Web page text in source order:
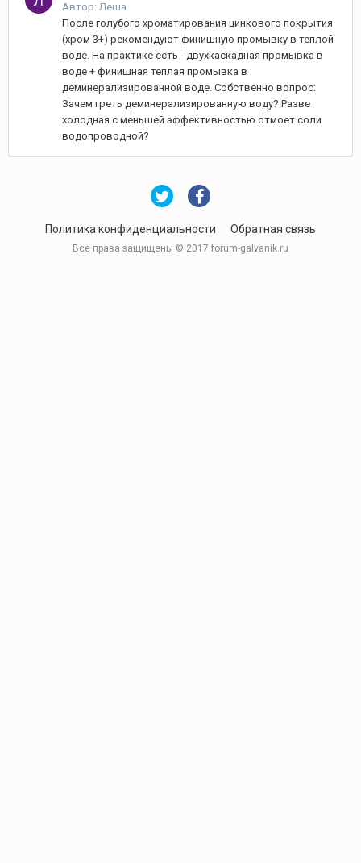
Автор: Леша
После голубого хроматирования цинкового покрытия
(хром 3+) рекомендуют финишную промывку в теплой
воде. На практике есть - двухкаскадная промывка в
воде + финишная теплая промывка в
деминерализированной воде. Собственно вопрос:
Зачем греть деминерализированную воду? Разве
холодная с меньшей эффективностью отмоет соли
водопроводной?
Политика конфиденциальности Обратная связь
Все права защищены © 2017 forum-galvanik.ru